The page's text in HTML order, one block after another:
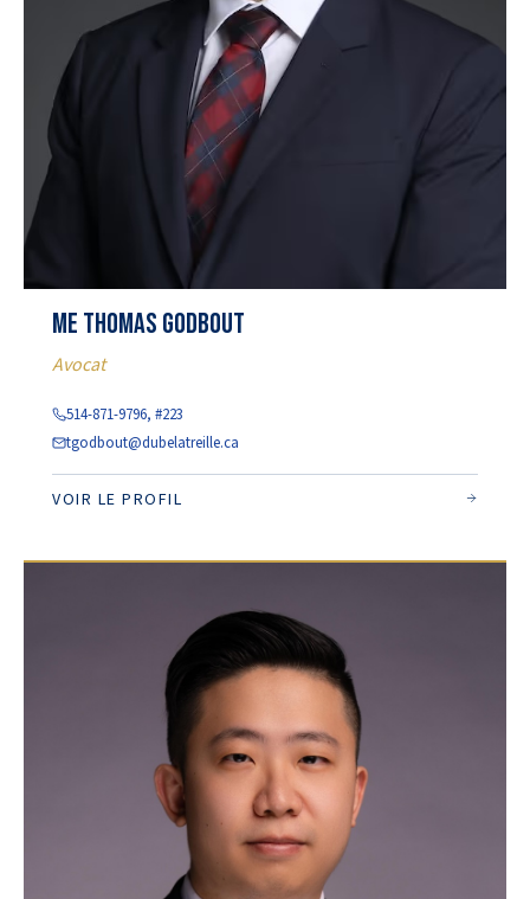
Me Thomas Godbout
Avocat
514-871-9796, #223
tgodbout@dubelatreille.ca
VOIR LE PROFIL